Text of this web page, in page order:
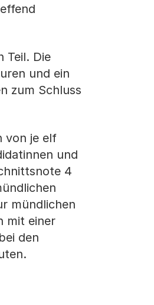
Teil. Die
und ein
zum Schluss
von je elf
und
4
mündlichen
mit einer
den